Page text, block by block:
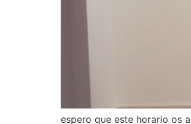
espero que este horario os